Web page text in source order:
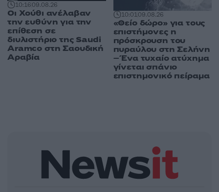
10:1609.08.26
Οι Χούθι ανέλαβαν
την ευθύνη για την
επίθεση σε
διυλιστήριο της Saudi
Aramco στη Σαουδική
Αραβία
10:0109.08.26
«Θείο δώρο» για τους
επιστήμονες η
πρόσκρουση του
πυραύλου στη Σελήνη
– Ένα τυχαίο ατύχημα
γίνεται σπάνιο
επιστημονικό πείραμα